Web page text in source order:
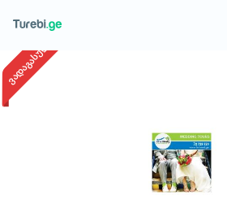
მოითხოვე ტური
ვადაგასული